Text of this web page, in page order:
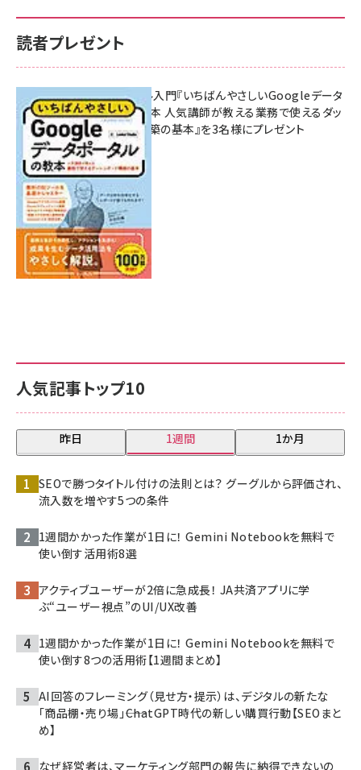
人気記事トップ10
昨日 1週間 1か月
SEOで勝つタイトル付けの法則とは？ グーグルから評価され、
流入数を増やす5つの条件
1週間かかった作業が1日に！ Gemini Notebookを無料で
使い倒す活用術8選
アクティブユーザーが2倍に急成長！ JA共済アプリに学
ぶ“ユーザー視点”のUI/UX改善
1週間かかった作業が1日に！ Gemini Notebookを無料で
使い倒す8つの活用術【1週間まとめ】
AI回答のフレーミング（見せ方・提示）は、デジタルの新たな
「商品棚・売り場」――ChatGPT時代の新しい購買行動【SEOまと
め】
なぜ経営者は、マーケティング部門の報告に納得できないの
読者プレゼント
無料BIツール入門『いちばんやさしいGoogleデータ
ポータルの教本 人気講師が教える業務で使えるダッ
シュボード構築の基本』を3名様にプレゼント
7月31日 10:00